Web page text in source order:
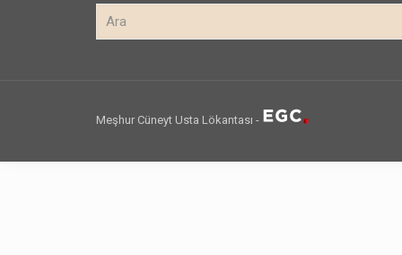
Meşhur Cüneyt Usta Lökantası -